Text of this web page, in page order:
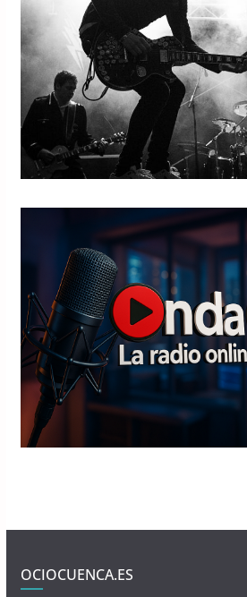
OCIOCUENCA.ES